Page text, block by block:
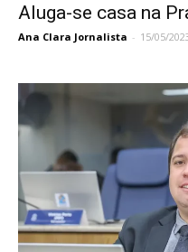
Aluga-se casa na
Ana Clara Jornalista - 15/05/